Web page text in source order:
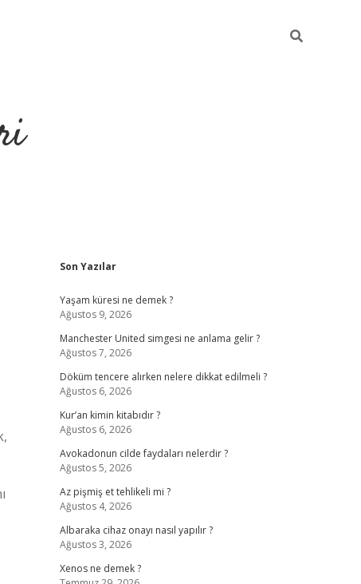
Sidebar
Son Yazılar
Yaşam küresi ne demek ?
Ağustos 9, 2026
Manchester United simgesi ne anlama gelir ?
Ağustos 7, 2026
Döküm tencere alırken nelere dikkat edilmeli ?
Ağustos 6, 2026
Kur’an kimin kitabıdır ?
Ağustos 6, 2026
Avokadonun cilde faydaları nelerdir ?
Ağustos 5, 2026
Az pişmiş et tehlikeli mi ?
Ağustos 4, 2026
Albaraka cihaz onayı nasıl yapılır ?
Ağustos 3, 2026
Xenos ne demek ?